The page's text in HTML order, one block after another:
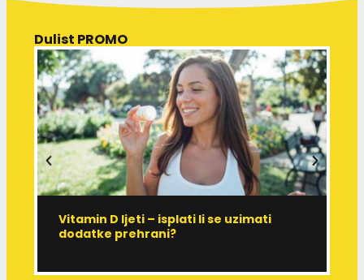
Dulist PROMO
Vitamin D ljeti – isplati li se uzimati
dodatke prehrani?